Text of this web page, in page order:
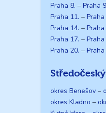
Praha 8. – Praha
Praha 11. – Praha
Praha 14. – Praha
Praha 17. – Praha
Praha 20. – Praha
okres Benešov –
okres Kladno –